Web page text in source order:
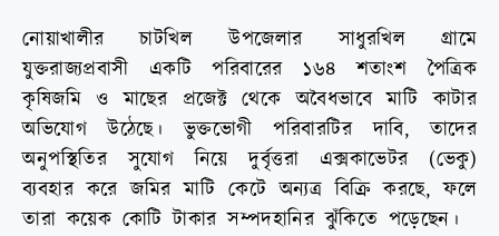
নোয়াখালীর চাটখিল উপজেলার সাধুরখিল গ্রামে
যুক্তরাজ্যপ্রবাসী একটি পরিবারের ১৬৪ শতাংশ পৈত্রিক
কৃষিজমি ও মাছের প্রজেক্ট থেকে অবৈধভাবে মাটি কাটার
অভিযোগ উঠেছে। ভুক্তভোগী পরিবারটির দাবি, তাদের
অনুপস্থিতির সুযোগ নিয়ে দুর্বৃত্তরা এক্সকাভেটর (ভেকু)
ব্যবহার করে জমির মাটি কেটে অন্যত্র বিক্রি করছে, ফলে
তারা কয়েক কোটি টাকার সম্পদহানির ঝুঁকিতে পড়েছেন।